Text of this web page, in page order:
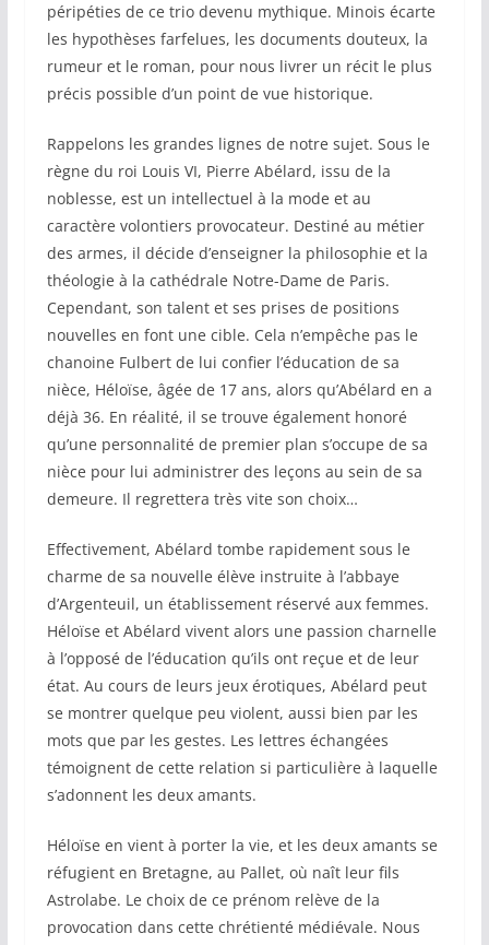
péripéties de ce trio devenu mythique. Minois écarte
les hypothèses farfelues, les documents douteux, la
rumeur et le roman, pour nous livrer un récit le plus
précis possible d’un point de vue historique.
Rappelons les grandes lignes de notre sujet. Sous le
règne du roi Louis VI, Pierre Abélard, issu de la
noblesse, est un intellectuel à la mode et au
caractère volontiers provocateur. Destiné au métier
des armes, il décide d’enseigner la philosophie et la
théologie à la cathédrale Notre-Dame de Paris.
Cependant, son talent et ses prises de positions
nouvelles en font une cible. Cela n’empêche pas le
chanoine Fulbert de lui confier l’éducation de sa
nièce, Héloïse, âgée de 17 ans, alors qu’Abélard en a
déjà 36. En réalité, il se trouve également honoré
qu’une personnalité de premier plan s’occupe de sa
nièce pour lui administrer des leçons au sein de sa
demeure. Il regrettera très vite son choix…
Effectivement, Abélard tombe rapidement sous le
charme de sa nouvelle élève instruite à l’abbaye
d’Argenteuil, un établissement réservé aux femmes.
Héloïse et Abélard vivent alors une passion charnelle
à l’opposé de l’éducation qu’ils ont reçue et de leur
état. Au cours de leurs jeux érotiques, Abélard peut
se montrer quelque peu violent, aussi bien par les
mots que par les gestes. Les lettres échangées
témoignent de cette relation si particulière à laquelle
s’adonnent les deux amants.
Héloïse en vient à porter la vie, et les deux amants se
réfugient en Bretagne, au Pallet, où naît leur fils
Astrolabe. Le choix de ce prénom relève de la
provocation dans cette chrétienté médiévale. Nous